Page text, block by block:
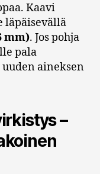
Kaavi
läpäisevällä
mm). Jos pohja
pala
uuden aineksen
–